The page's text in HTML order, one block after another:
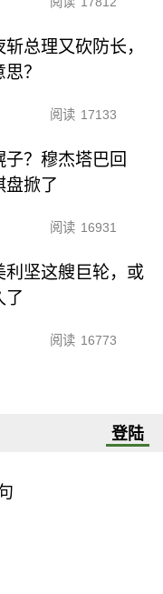
总理又砍防长，
？
阅读 17133
子？穆杰塔巴回
盘掀了
阅读 16931
利坚这艘巨轮，或
了
阅读 16773
登陆